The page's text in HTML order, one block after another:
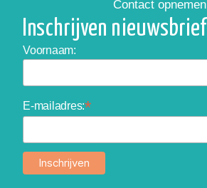
Contact opnemen
Inschrijven nieuwsbrief
Voornaam:
E-mailadres:*